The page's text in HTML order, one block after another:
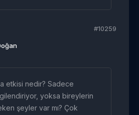
#10259
etkisi nedir? Sadece
yoksa bireylerin
şeyler var mı? Çok